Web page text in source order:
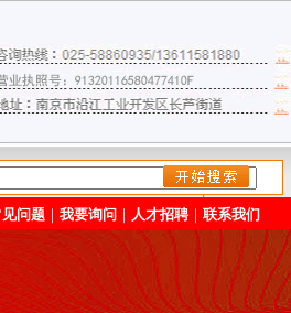
/>
问题｜ 我要询问 ｜ 人才招聘｜ 联系我们